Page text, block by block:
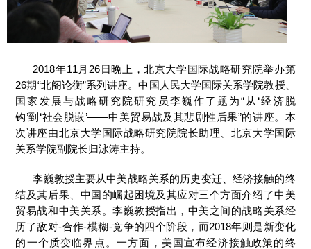
2018年11月26日晚上，北京大学国际战略研究院举办第
26期“北阁论衡”系列讲座。中国人民大学国际关系学院教授、
国家发展与战略研究院研究员李巍作了题为“从‘经济脱
钩’到‘社会脱嵌’——中美贸易战及其悲剧性后果”的讲座。本
次讲座由北京大学国际战略研究院院长助理、北京大学国际
关系学院副院长归泳涛主持。
李巍教授主要从中美战略关系的历史变迁、经济接触的终
结及其后果、中国的崛起困境及其应对三个方面介绍了中美
贸易战和中美关系。李巍教授指出，中美之间的战略关系经
历了敌对-合作-模糊-竞争的四个阶段，而2018年则是新变化
的一个质变临界点。一方面，美国宣布经济接触政策的终